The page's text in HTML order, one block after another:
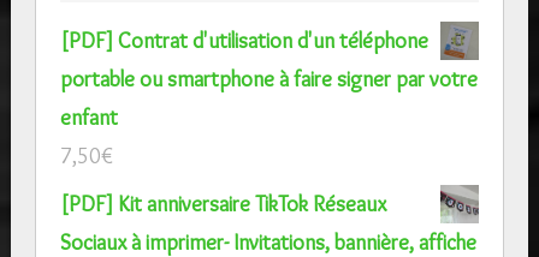
[PDF] Contrat d'utilisation d'un téléphone
portable ou smartphone à faire signer par votre
enfant
7,50€
[PDF] Kit anniversaire TikTok Réseaux
Sociaux à imprimer- Invitations, bannière, affiche